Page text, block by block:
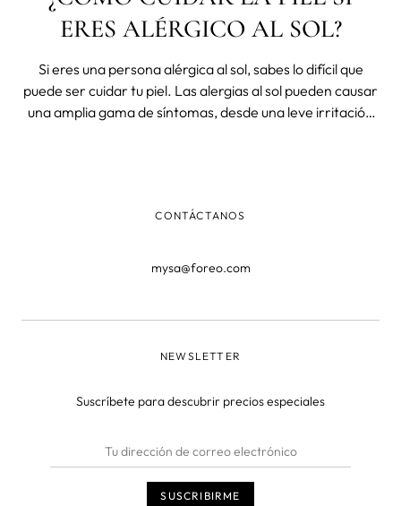
ERES ALÉRGICO AL SOL?
Si eres una persona alérgica al sol, sabes lo difícil que
puede ser cuidar tu piel. Las alergias al sol pueden causar
una amplia gama de síntomas, desde una leve irritación
CONTÁCTANOS
mysa@foreo.com
NEWSLETTER
Suscríbete para descubrir precios especiales